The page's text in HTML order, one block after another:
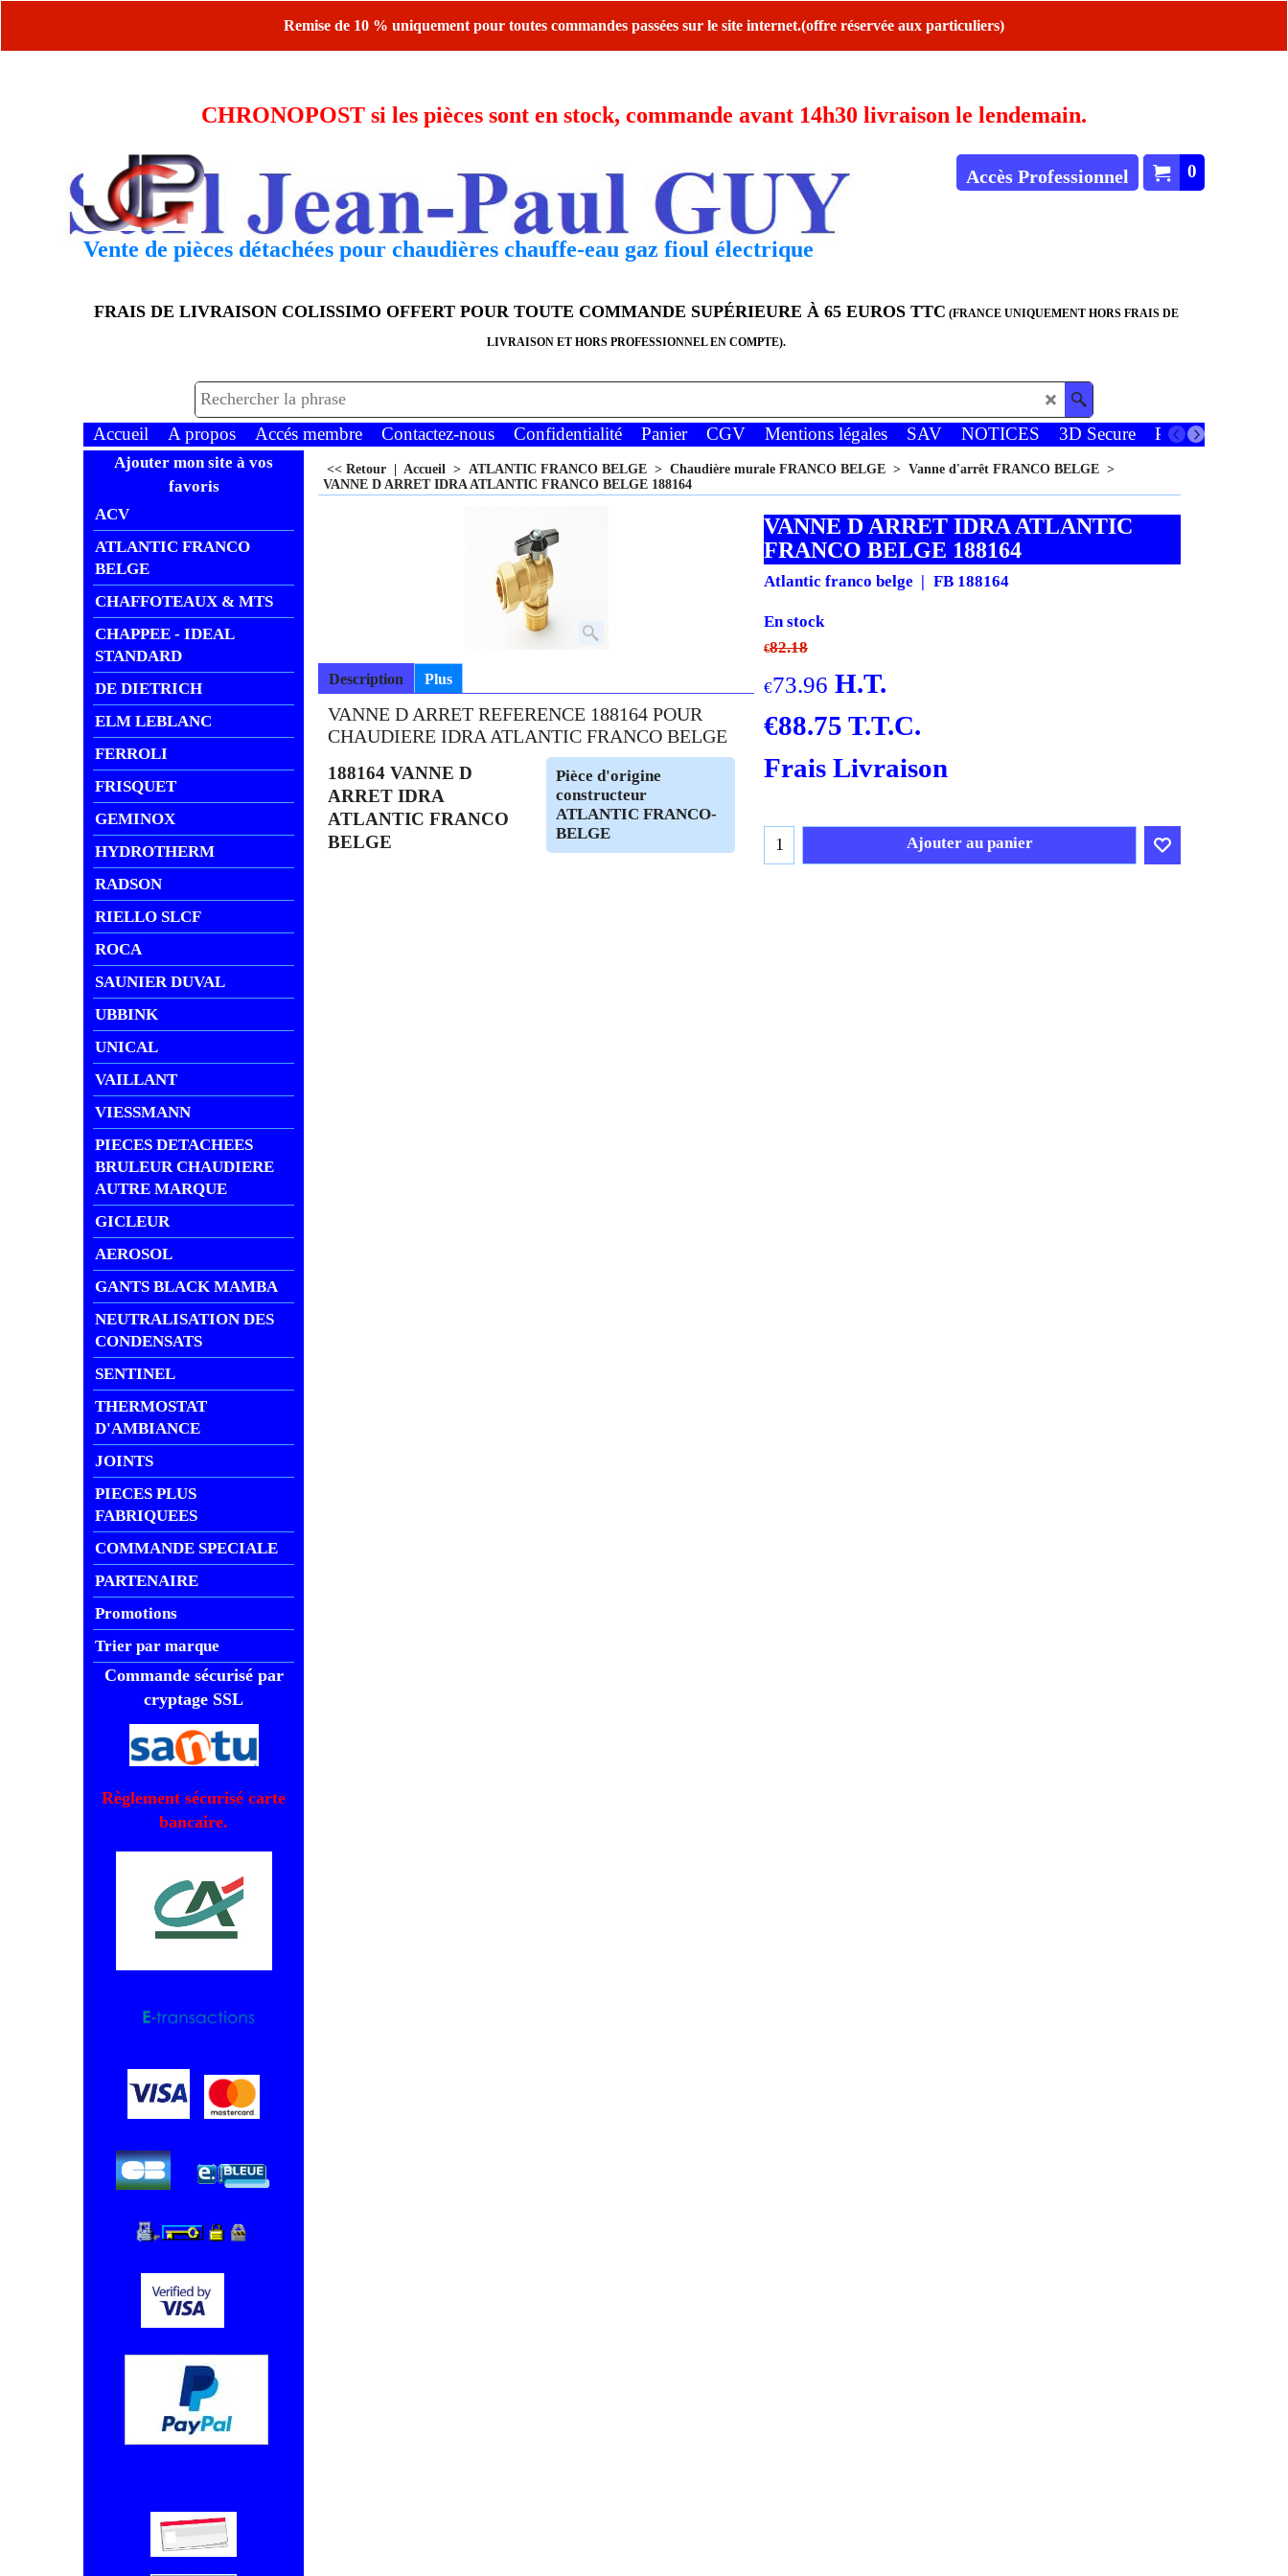
Remise de 10 % uniquement pour toutes commandes passées sur le site internet.(offre réservée aux particuliers)
CHRONOPOST si les pièces sont en stock, commande avant 14h30 livraison le lendemain.
0
Accès Professionnel
Vente de pièces détachées pour chaudières chauffe-eau gaz fioul électrique
FRAIS DE LIVRAISON COLISSIMO OFFERT POUR TOUTE COMMANDE SUPÉRIEURE À 65 EUROS TTC (FRANCE UNIQUEMENT HORS FRAIS DE
LIVRAISON ET HORS PROFESSIONNEL EN COMPTE).
Accueil A propos Accés membre Contactez-nous Confidentialité Panier CGV Mentions légales SAV NOTICES 3D Secure Paiements
Ajouter mon site à vos
favoris
ACV
ATLANTIC FRANCO
BELGE
CHAFFOTEAUX & MTS
CHAPPEE - IDEAL
STANDARD
DE DIETRICH
ELM LEBLANC
FERROLI
FRISQUET
GEMINOX
HYDROTHERM
RADSON
RIELLO SLCF
ROCA
SAUNIER DUVAL
UBBINK
UNICAL
VAILLANT
VIESSMANN
PIECES DETACHEES
BRULEUR CHAUDIERE
AUTRE MARQUE
GICLEUR
AEROSOL
GANTS BLACK MAMBA
NEUTRALISATION DES
CONDENSATS
SENTINEL
THERMOSTAT
D'AMBIANCE
JOINTS
PIECES PLUS
FABRIQUEES
COMMANDE SPECIALE
PARTENAIRE
Promotions
Trier par marque
Commande sécurisé par
cryptage SSL
Règlement sécurisé carte
bancaire.
<< Retour Accueil > ATLANTIC FRANCO BELGE > Chaudière murale FRANCO BELGE > Vanne d'arrêt FRANCO BELGE >
VANNE D ARRET IDRA ATLANTIC FRANCO BELGE 188164
VANNE D ARRET IDRA ATLANTIC
FRANCO BELGE 188164
Atlantic franco belge FB 188164
En stock
€82.18
€73.96 H.T.
€88.75 T.T.C.
Frais Livraison
Ajouter au panier
Description Plus
VANNE D ARRET REFERENCE 188164 POUR
CHAUDIERE IDRA ATLANTIC FRANCO BELGE
Pièce d'origine
constructeur
ATLANTIC FRANCO-
BELGE
188164 VANNE D
ARRET IDRA
ATLANTIC FRANCO
BELGE